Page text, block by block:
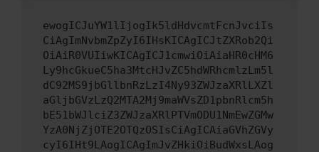
ewogICJuYW1lIjogIk5ldHdvcmtFcnJvciIs
CiAgImNvbmZpZyI6IHsKICAgICJtZXRob2Qi
OiAiR0VUIiwKICAgICJ1cmwiOiAiaHR0cHM6
Ly9hcGkueC5ha3MtcHJvZC5hdWRhcmlzLm5l
dC92MS9jbGllbnRzLzI4Ny93ZWJzaXRlLXZl
aGljbGVzLzQ2MTA2Mj9maWVsZD1pbnRlcm5h
bE51bWJlciZ3ZWJzaXRlPTVmODU1NmEwZGMw
YzA0NjZjOTE2OTQzOSIsCiAgICAiaGVhZGVy
cyI6IHt9LAogICAgImJvZHkiOiBudWxsLAog